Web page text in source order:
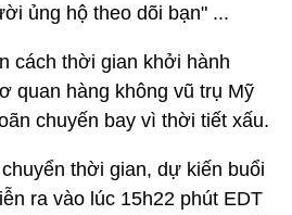
ủng hộ theo dõi bạn" ...
cách thời gian khởi hành
quan hàng không vũ trụ Mỹ
chuyến bay vì thời tiết xấu.
thời gian, dự kiến buổi
ra vào lúc 15h22 phút EDT